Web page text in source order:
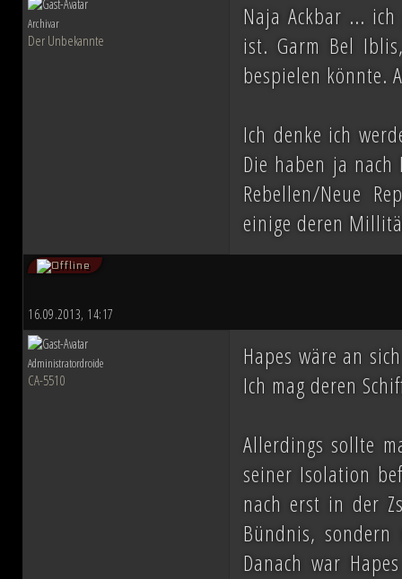
Archivar
Der Unbekannte
Naja Ackbar ...
ist. Garm Bel
bespielen könnte.
Ich denke ich
Die haben ja
Rebellen/Neue
einige deren
16.09.2013, 14:17
Administratordroide
CA-5510
Hapes wäre an
Ich mag deren
Allerdings sollte
seiner Isolation
nach erst in der
Bündnis, sondern
Danach war